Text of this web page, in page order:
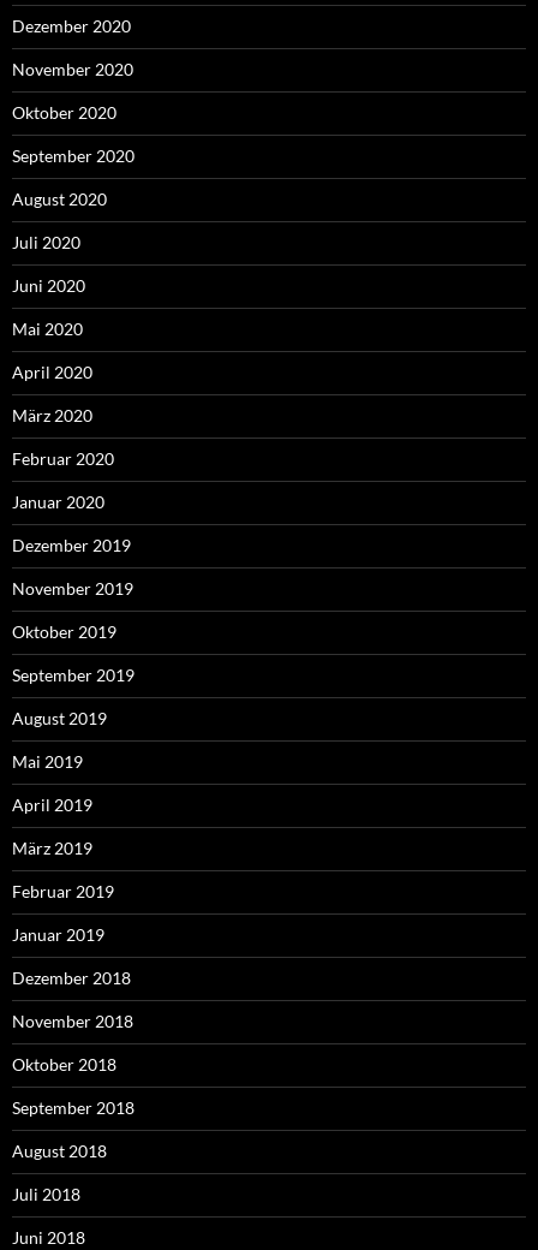
Dezember 2020
November 2020
Oktober 2020
September 2020
August 2020
Juli 2020
Juni 2020
Mai 2020
April 2020
März 2020
Februar 2020
Januar 2020
Dezember 2019
November 2019
Oktober 2019
September 2019
August 2019
Mai 2019
April 2019
März 2019
Februar 2019
Januar 2019
Dezember 2018
November 2018
Oktober 2018
September 2018
August 2018
Juli 2018
Juni 2018